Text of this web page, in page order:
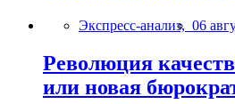
Экспресс-анализ, 06
Революция
или новая